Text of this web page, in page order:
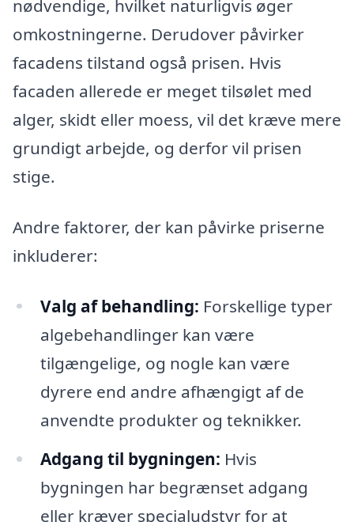
nødvendige, hvilket naturligvis øger
omkostningerne. Derudover påvirker
facadens tilstand også prisen. Hvis
facaden allerede er meget tilsølet med
alger, skidt eller moess, vil det kræve mere
grundigt arbejde, og derfor vil prisen
stige.
Andre faktorer, der kan påvirke priserne
inkluderer:
Valg af behandling: Forskellige typer
algebehandlinger kan være
tilgængelige, og nogle kan være
dyrere end andre afhængigt af de
anvendte produkter og teknikker.
Adgang til bygningen: Hvis
bygningen har begrænset adgang
eller kræver specialudstyr for at